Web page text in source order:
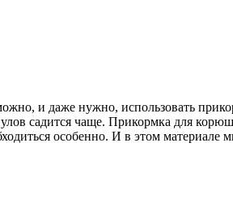
и даже нужно, использовать
садится чаще. Прикормка для
особенно. И в этом материале